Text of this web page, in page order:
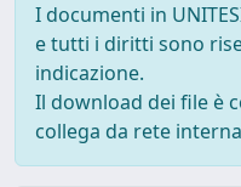
I documenti in
e tutti i diritti sono
indicazione.
Il download dei file è
collega da rete